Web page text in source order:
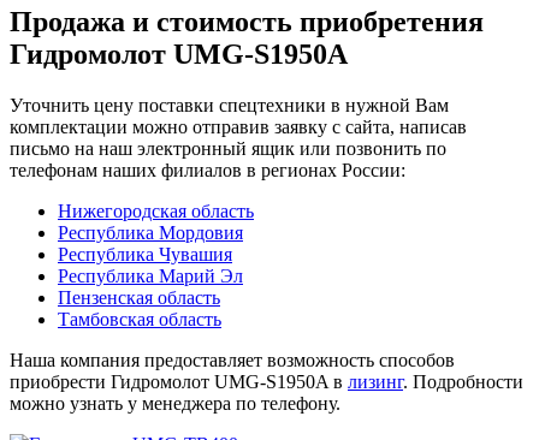
Продажа и cтоимость приобретения
Гидромолот UMG-S1950A
Уточнить цену поставки спецтехники в нужной Вам
комплектации можно отправив заявку с сайта, написав
письмо на наш электронный ящик или позвонить по
телефонам наших филиалов в регионах России:
Нижегородская область
Республика Мордовия
Республика Чувашия
Республика Марий Эл
Пензенская область
Тамбовская область
Наша компания предоставляет возможность способов
приобрести Гидромолот UMG-S1950A в лизинг. Подробности
можно узнать у менеджера по телефону.